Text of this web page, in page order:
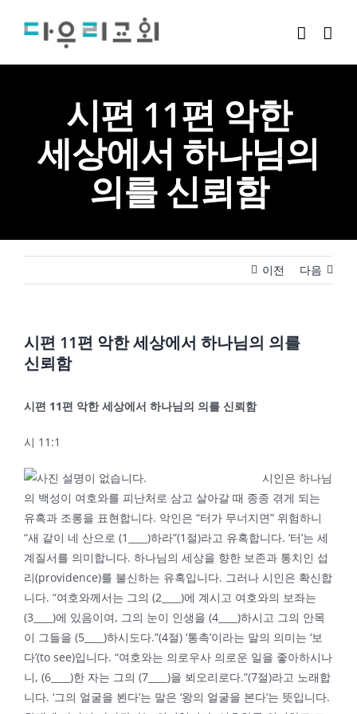
시편 11편 악한
세상에서 하나님의
의를 신뢰함
이전 다음
시편 11편 악한 세상에서 하나님의 의를
신뢰함
시편 11편 악한 세상에서 하나님의 의를 신뢰함
시 11:1
시인은 하나님
의 백성이 여호와를 피난처로 삼고 살아갈 때 종종 겪게 되는
유혹과 조롱을 표현합니다. 악인은 “터가 무너지면” 위험하니
“새 같이 네 산으로 (1____)하라”(1절)라고 유혹합니다. ‘터’는 세
계질서를 의미합니다. 하나님의 세상을 향한 보존과 통치인 섭
리(providence)를 불신하는 유혹입니다. 그러나 시인은 확신합
니다. “여호와께서는 그의 (2____)에 계시고 여호와의 보좌는
(3____)에 있음이여, 그의 눈이 인생을 (4____)하시고 그의 안목
이 그들을 (5____)하시도다.”(4절) ‘통촉’이라는 말의 의미는 ‘보
다’(to see)입니다. “여호와는 의로우사 의로운 일을 좋아하시나
니, (6____)한 자는 그의 (7____)을 뵈오리로다.”(7절)라고 노래합
니다. ‘그의 얼굴을 뵌다’는 말은 ‘왕의 얼굴을 본다’는 뜻입니다.